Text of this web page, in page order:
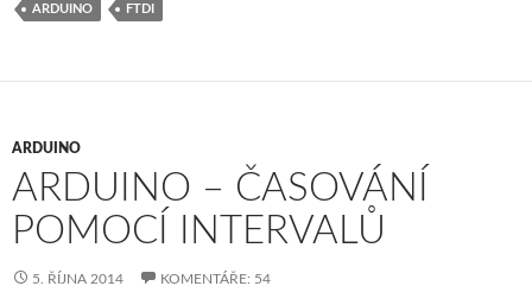
ARDUINO FTDI
ARDUINO
ARDUINO – ČASOVÁNÍ
POMOCÍ INTERVALŮ
5. ŘÍJNA 2014 KOMENTÁŘE: 54